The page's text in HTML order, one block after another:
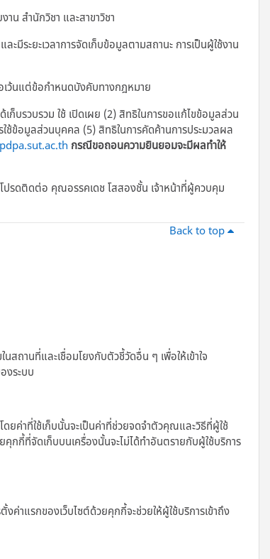
สำนักวิชา และสาขาวิชา
ะยะเวลาการจัดเก็บข้อมูลตามสถานะ การเป็นผู้ใช้งาน
เว้นแต่ข้อกำหนดบังคับทางกฎหมาย
รวบรวม ใช้ เปิดเผย (2) สิทธิในการขอแก้ไขข้อมูลส่วน
ช้ข้อมูลส่วนบุคคล (5) สิทธิในการคัดค้านการประมวลผล
กรณีขอถอนความยินยอมจะมีผลทำให้
รดติดต่อ คุณอรรคเดช โสสองชั้น เจ้าหน้าที่ผู้ควบคุม
Back to top
ถานที่และเชื่อมโยงกับตัวชี้วัดอื่น ๆ เพื่อให้เข้าใจ
งระบบ
ค่าที่ใช้เก็บนั้นจะเป็นค่าที่ช่วยจดจำตัวคุณและวิธีที่ผู้ใช้
คุกกี้ที่จัดเก็บบนเครื่องนั้นจะไม่ได้ทำอันตรายกับผู้ใช้บริการ
ค่าแรกของเว็บไซต์ด้วยคุกกี้จะช่วยให้ผู้ใช้บริการเข้าถึง